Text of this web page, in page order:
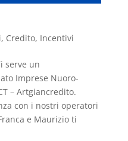
, Credito, Incentivi
serve un
Imprese Nuoro-
– Artgiancredito.
con i nostri operatori
e Maurizio ti